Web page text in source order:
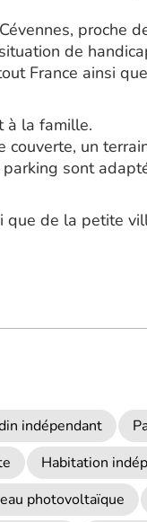
proche
de
France ainsi
à la famille.
un
sont
de la petite
indépendant
Habitation
photovoltaïque